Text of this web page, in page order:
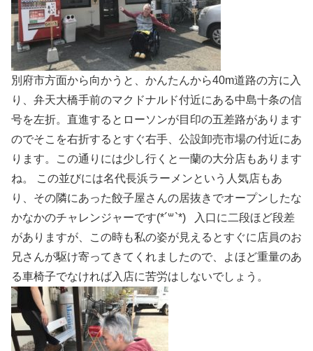
別府市方面から向かうと、かんたんから40m道路の方に入
り、弁天大橋手前のマクドナルド付近にある中島十条の信
号を左折。直進するとローソンが目印の五差路があります
のでそこを右折するとすぐ右手、公設卸売市場の付近にあ
ります。この通りには少し行くと一蘭の大分店もあります
ね。 この並びには名代長浜ラーメンという人気店もあ
り、その隣にあった餃子屋さんの居抜きでオープンしたな
かなかのチャレンジャーです(*´꒳`*) 入口に二段ほど段差
がありますが、この時も私の姿が見えるとすぐに店員のお
兄さんが駆け寄ってきてくれましたので、よほど重量のあ
る車椅子でなければ入店に苦労はしないでしょう。